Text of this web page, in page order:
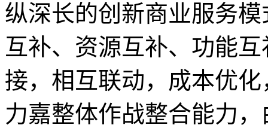
纵深长的创新商业服务
互补、资源互补、功能
接，相互联动，成本优
力嘉整体作战整合能力